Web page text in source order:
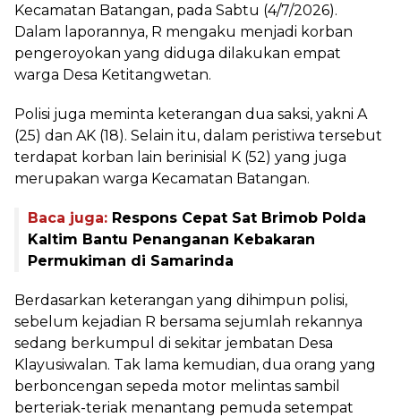
Kecamatan Batangan, pada Sabtu (4/7/2026).
Dalam laporannya, R mengaku menjadi korban
pengeroyokan yang diduga dilakukan empat
warga Desa Ketitangwetan.
Polisi juga meminta keterangan dua saksi, yakni A
(25) dan AK (18). Selain itu, dalam peristiwa tersebut
terdapat korban lain berinisial K (52) yang juga
merupakan warga Kecamatan Batangan.
Baca juga: Respons Cepat Sat Brimob Polda
Kaltim Bantu Penanganan Kebakaran
Permukiman di Samarinda
Berdasarkan keterangan yang dihimpun polisi,
sebelum kejadian R bersama sejumlah rekannya
sedang berkumpul di sekitar jembatan Desa
Klayusiwalan. Tak lama kemudian, dua orang yang
berboncengan sepeda motor melintas sambil
berteriak-teriak menantang pemuda setempat